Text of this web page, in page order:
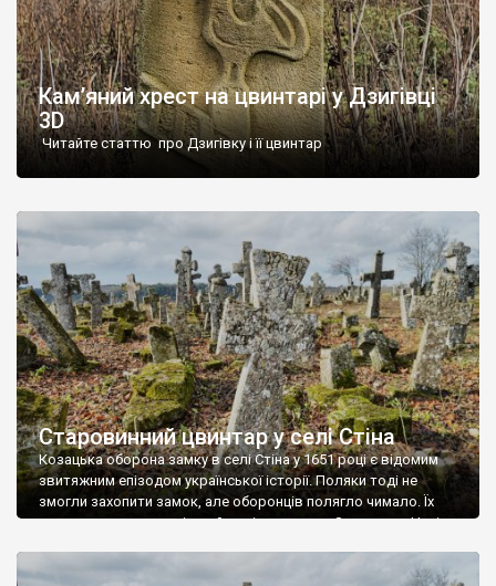
Кам’яний хрест на цвинтарі у Дзигівці
3D
Читайте статтю про Дзигівку і її цвинтар
Старовинний цвинтар у селі Стіна
Козацька оборона замку в селі Стіна у 1651 році є відомим
звитяжним епізодом української історії. Поляки тоді не
змогли захопити замок, але оборонців полягло чимало. Їх
поховали на цвинтарі, який тоді називався Замковим. Нині на
ньому чимало хрестів 19 століття, є такі, де епітафії стер […]